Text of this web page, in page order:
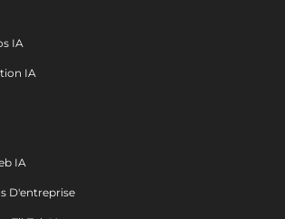
IA
IA
IA
D'entreprise